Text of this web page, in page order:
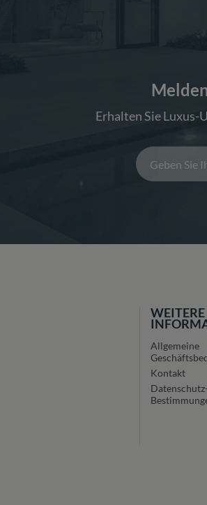
Erhalten Sie
WEITERE
Allgemeine
Kontakt
Datenschutz-